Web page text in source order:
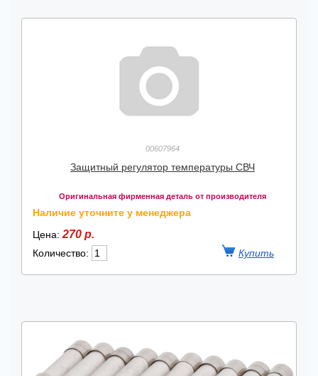
00607964
Защитный регулятор температуры СВЧ
Оригинальная фирменная деталь от производителя
Наличие уточните у менеджера
Цена: 270 р.
Количество: